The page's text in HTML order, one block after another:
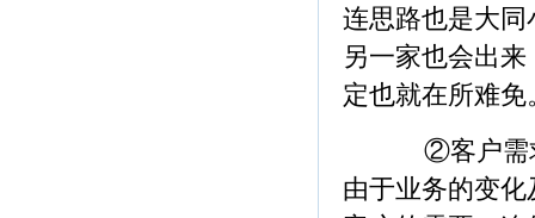
连思路也是大
另一家也会出
定也就在所难免
②客户需求
由于业务的变